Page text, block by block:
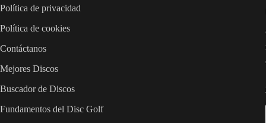
Política de privacidad
Política de cookies
Contáctanos
Mejores Discos
Buscador de Discos
Fundamentos del Disc Golf